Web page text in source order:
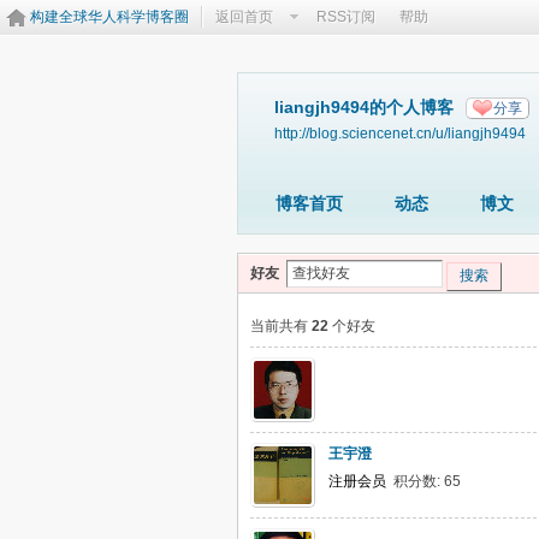
构建全球华人科学博客圈 返回首页 RSS订阅 帮助
liangjh9494的个人博客 分享
http://blog.sciencenet.cn/u/liangjh9494
博客首页 动态 博文
好友 搜索
当前共有 22 个好友
王宇澄
注册会员 积分数: 65